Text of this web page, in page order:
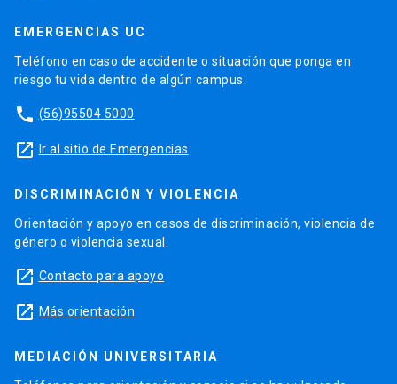
EMERGENCIAS UC
Teléfono en caso de accidente o situación que ponga en
riesgo tu vida dentro de algún campus.
phone (56)95504 5000
launch Ir al sitio de Emergencias
DISCRIMINACIÓN Y VIOLENCIA
Orientación y apoyo en casos de discriminación, violencia de
género o violencia sexual.
launch Contacto para apoyo
launch Más orientación
MEDIACIÓN UNIVERSITARIA